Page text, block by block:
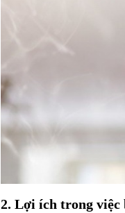
2. Lợi ích trong việc